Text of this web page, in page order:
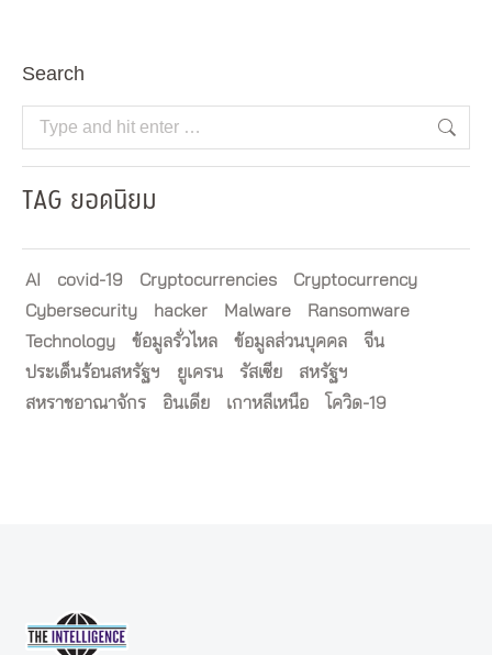
Search
Search:
TAG ยอดนิยม
AI covid-19 Cryptocurrencies
Cryptocurrency
Cybersecurity
hacker Malware
Ransomware
Technology
ข้อมูลรั่วไหล ข้อมูลส่วนบุคคล
จีน
ประเด็นร้อนสหรัฐฯ
ยูเครน รัสเซีย
สหรัฐฯ
สหราชอาณาจักร
อินเดีย เกาหลีเหนือ โควิด-19